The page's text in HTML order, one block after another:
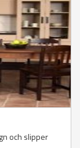
och slipper